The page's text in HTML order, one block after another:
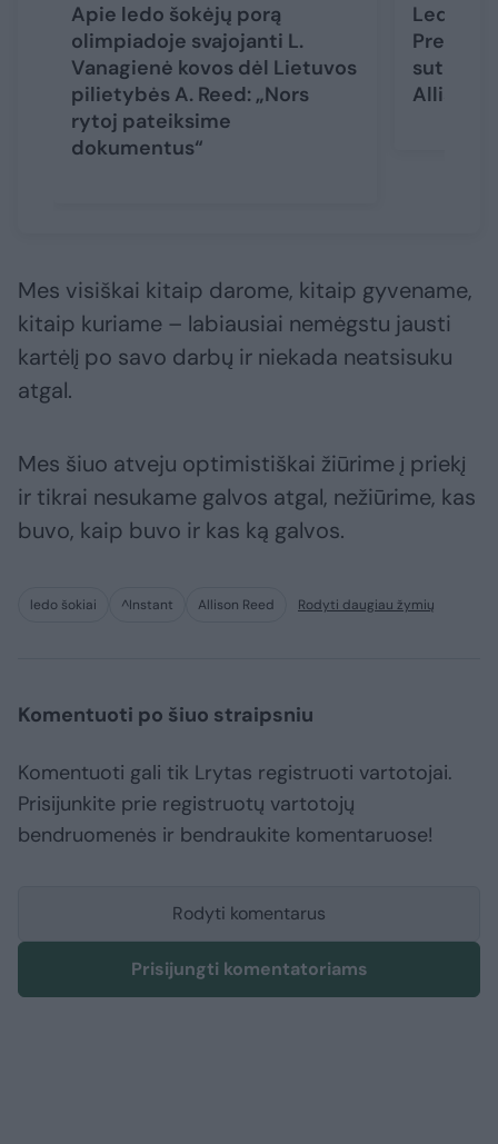
Apie ledo šokėjų porą
olimpiadoje svajojanti L.
Vanagienė kovos dėl Lietuvos
pilietybės A. Reed: „Nors
rytoj pateiksime
dokumentus“
Ledo
suteikti
Allison
Mes visiškai kitaip darome, kitaip gyvename,
kitaip kuriame – labiausiai nemėgstu jausti
kartėlį po savo darbų ir niekada neatsisuku
atgal.
Mes šiuo atveju optimistiškai žiūrime į priekį
ir tikrai nesukame galvos atgal, nežiūrime, kas
buvo, kaip buvo ir kas ką galvos.
ledo šokiai ^Instant Allison Reed Rodyti daugiau žymių
Komentuoti po šiuo straipsniu
Komentuoti gali tik Lrytas registruoti vartotojai.
Prisijunkite prie registruotų vartotojų
bendruomenės ir bendraukite komentaruose!
Rodyti komentarus
Prisijungti komentatoriams